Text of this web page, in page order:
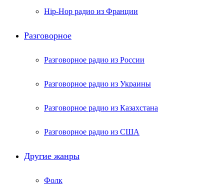
Hip-Hop радио из Франции
Разговорное
Разговорное радио из России
Разговорное радио из Украины
Разговорное радио из Казахстана
Разговорное радио из США
Другие жанры
Фолк